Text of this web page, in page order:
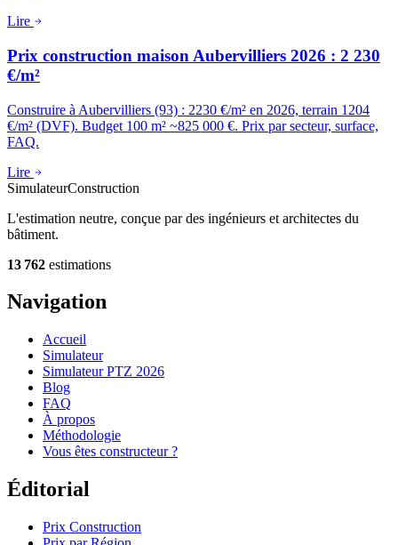
Lire
Prix construction maison Aubervilliers 2026 : 2 230
€/m²
Construire à Aubervilliers (93) : 2230 €/m² en 2026, terrain 1204
€/m² (DVF). Budget 100 m² ~825 000 €. Prix par secteur, surface,
FAQ.
Lire
SimulateurConstruction
L'estimation neutre, conçue par des ingénieurs et architectes du
bâtiment.
13 762 estimations
Navigation
Accueil
Simulateur
Simulateur PTZ 2026
Blog
FAQ
À propos
Méthodologie
Vous êtes constructeur ?
Éditorial
Prix Construction